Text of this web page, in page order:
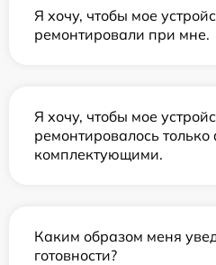
Я хочу, чтобы мое
ремонтировали при мне.
Я хочу, чтобы мое
ремонтировалось
комплектующими.
Каким образом меня
готовности?